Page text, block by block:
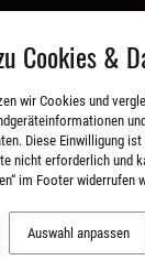
3,7 Millionen sichere
Cookies &
wir Cookies und
und
Diese Einwilligung
nicht erforderlich und
im Footer widerrufen
Auswahl anpassen